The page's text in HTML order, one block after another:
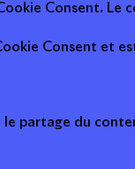
Consent.
Consent et
partage du